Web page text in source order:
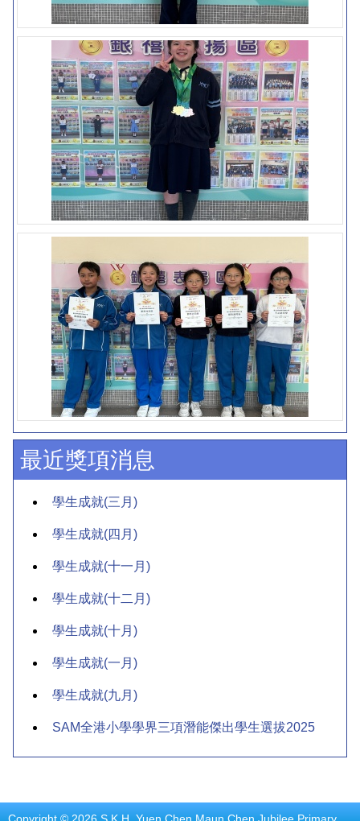
最近獎項消息
學生成就(三月)
學生成就(四月)
學生成就(十一月)
學生成就(十二月)
學生成就(十月)
學生成就(一月)
學生成就(九月)
SAM全港小學學界三項潛能傑出學生選拔2025